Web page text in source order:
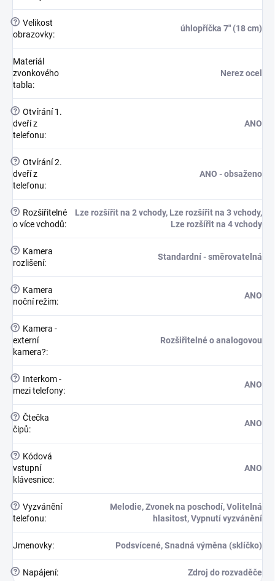
? Velikost
obrazovky:
úhlopříčka 7" (18 cm)
Materiál
zvonkového
tabla:
Nerez ocel
? Otvírání 1.
dveří z
telefonu:
ANO
? Otvírání 2.
dveří z
telefonu:
ANO - obsaženo
?
Rozšiřitelné
o více vchodů:
Lze rozšířit na 2 vchody, Lze rozšířit na 3 vchody,
Lze rozšířit na 4 vchody
?
Kamera
rozlišení:
Standardní - směrovatelná
?
Kamera
noční režim:
ANO
?
Kamera -
externí
kamera?:
Rozšiřitelné o analogovou
?
Interkom -
mezi telefony:
ANO
? Čtečka
čipů:
ANO
?
Kódová
vstupní
klávesnice:
ANO
? Vyzvánění
telefonu:
Melodie, Zvonek na poschodí, Volitelná
hlasitost, Vypnutí vyzvánění
Jmenovky: Podsvícené, Snadná výměna (sklíčko)
? Napájení: Zdroj do rozvaděče